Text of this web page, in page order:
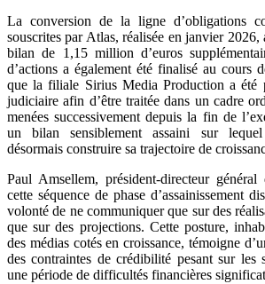
La conversion de la ligne d’obligations
souscrites par Atlas, réalisée en janvier 2026,
bilan de 1,15 million d’euros
d’actions a également été finalisé au cours
que la filiale Sirius Media Production a été
judiciaire afin d’être traitée dans un cadre
menées successivement depuis la fin de
un bilan sensiblement assaini sur
désormais construire sa trajectoire de
Paul Amsellem, président-directeur
cette séquence de phase d’assainissement
volonté de ne communiquer que sur des
que sur des projections. Cette posture,
des médias cotés en croissance, témoigne
des contraintes de crédibilité pesant sur les
une période de difficultés financières